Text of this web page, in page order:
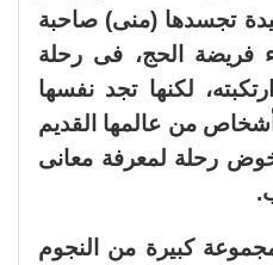
تجسدها (منى) صاحبة
فريضة الحج، فى رحلة
لكنها تجد نفسها
من عالمها القديم
رحلة لمعرفة معانى
كبيرة من النجوم